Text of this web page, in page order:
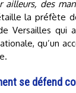
ailleurs, des
la préfète
Versailles qui
qu’un
se défend